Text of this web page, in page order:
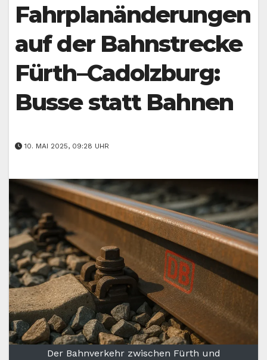
Fahrplanänderungen
auf der Bahnstrecke
Fürth–Cadolzburg:
Busse statt Bahnen
10. MAI 2025, 09:28 UHR
Der Bahnverkehr zwischen Fürth und